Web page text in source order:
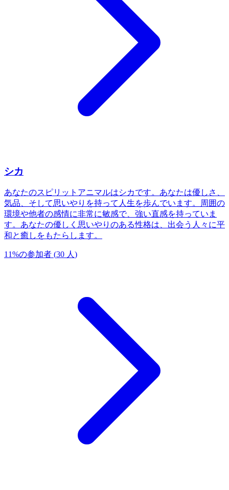
シカ
あなたのスピリットアニマルはシカです。あなたは優しさ、
気品、そして思いやりを持って人生を歩んでいます。周囲の
環境や他者の感情に非常に敏感で、強い直感を持っていま
す。あなたの優しく思いやりのある性格は、出会う人々に平
和と癒しをもたらします。
11%の参加者 (30 人 )